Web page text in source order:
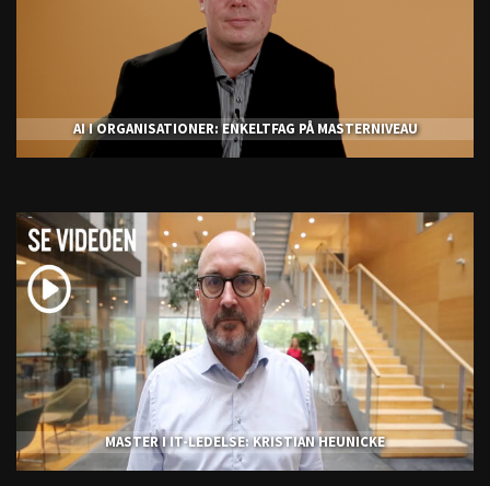
AI I ORGANISATIONER: ENKELTFAG PÅ MASTERNIVEAU
MASTER I IT-LEDELSE: KRISTIAN HEUNICKE